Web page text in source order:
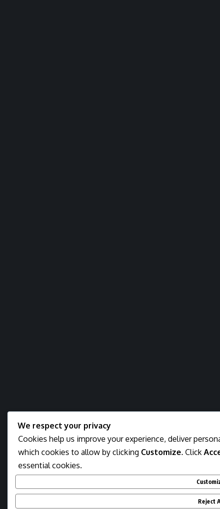
We respect your privacy
Cookies help us improve your experience, deliver
which cookies to allow by clicking Customize. Click
essential cookies.
Reject